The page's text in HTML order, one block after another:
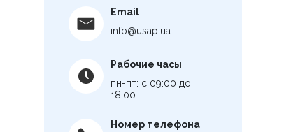
Email
info@usap.ua
Рабочие часы
пн-пт: с 09:00 до
18:00
Номер телефона